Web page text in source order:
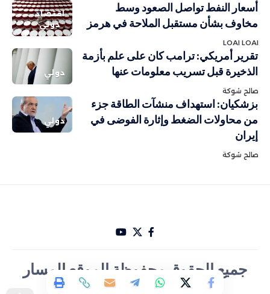
اقتصاد
دولي
أسعار النفط تواصل الصعود وسط
مخاوف بشأن مستقبل الملاحة في هرمز
LOAI LOAI
دولي
تقرير أمريكي: ترامب كان على علم بأزمة
الذخيرة قبل تسريب معلومات عنها
صالح شوكة
دولي
بزشكيان: استهداف منشآت الطاقة جزء
من محاولات الضغط وإثارة الفوضى في
إيران
صالح شوكة
جميع الحقوق محف وظة الموقع المسار